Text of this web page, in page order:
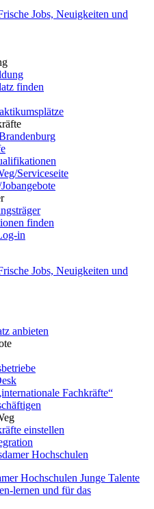
Jobs, Neuigkeiten und
finden
Serviceseite
finden
in
Jobs, Neuigkeiten und
anbieten
Fachkräfte“
einstellen
Hochschulen Junge Talente
lernen und für das